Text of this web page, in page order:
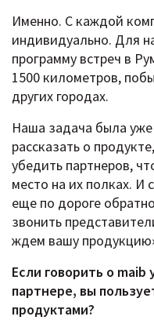
Именно. С каждой
индивидуально. Для
программу встреч в
1500 километров,
других городах.
Наша задача была
рассказать о
убедить партнеров,
место на их полках.
еще по дороге
звонить
ждем вашу
Если говорить о
партнере, вы
продуктами?